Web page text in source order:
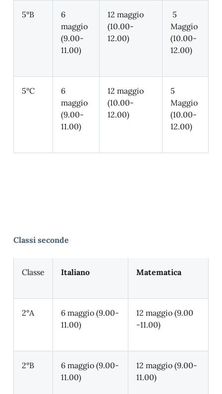
5°B
6
maggio
(9.00-
11.00)
12 maggio
(10.00-
12.00)
5
Maggio
(10.00-
12.00)
5°C
6
maggio
(9.00-
11.00)
12 maggio
(10.00-
12.00)
5
Maggio
(10.00-
12.00)
Classi seconde
Classe Italiano Matematica
2°A
6 maggio (9.00-
11.00)
12 maggio (9.00
-11.00)
2°B
6 maggio (9.00-
11.00)
12 maggio (9.00-
11.00)